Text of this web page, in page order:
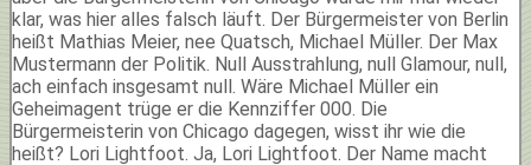
klar, was hier alles falsch läuft. Der Bürgermeister von Berlin
heißt Mathias Meier, nee Quatsch, Michael Müller. Der Max
Mustermann der Politik. Null Ausstrahlung, null Glamour, null,
ach einfach insgesamt null. Wäre Michael Müller ein
Geheimagent trüge er die Kennziffer 000. Die
Bürgermeisterin von Chicago dagegen, wisst ihr wie die
heißt? Lori Lightfoot. Ja, Lori Lightfoot. Der Name macht